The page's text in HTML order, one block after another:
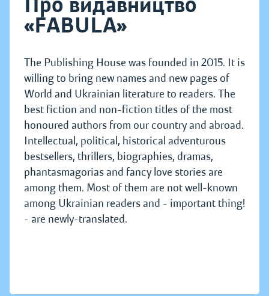
«FABULA»
The Publishing House was founded in 2015. It is
willing to bring new names and new pages of
World and Ukrainian literature to readers. The
best fiction and non-fiction titles of the most
honoured authors from our country and abroad.
Intellectual, political, historical adventurous
bestsellers, thrillers, biographies, dramas,
phantasmagorias and fancy love stories are
among them. Most of them are not well-known
among Ukrainian readers and - important thing!
- are newly-translated.